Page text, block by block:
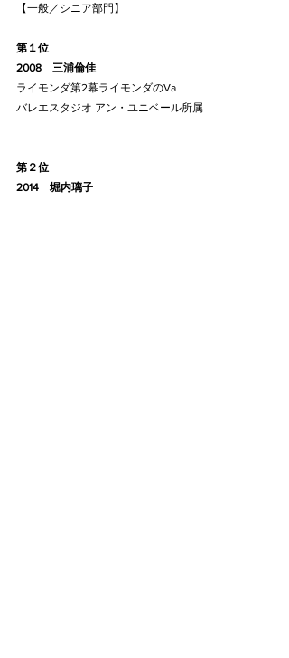
【一般／シニア部門】
第１位
2008    三浦倫佳
ライモンダ第2幕ライモンダのVa
バレエスタジオ アン・ユニベール所属
第２位
2014    堀内璃子